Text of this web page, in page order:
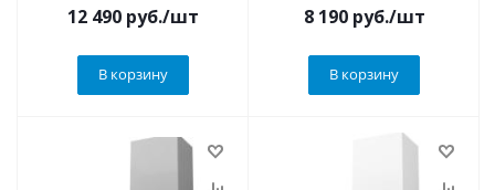
12 490 руб./шт
В корзину
8 190руб./шт
В корзину